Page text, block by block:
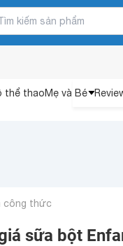
thể thaoMẹ và Bé
công thức
sữa bột